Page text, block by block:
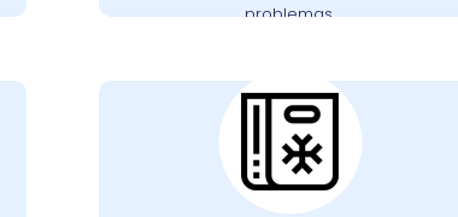
problemas.
com reparos.
Essenciais com as
Vedações do
Freezer no Xaxim
Vedações de junta com defeito são uma